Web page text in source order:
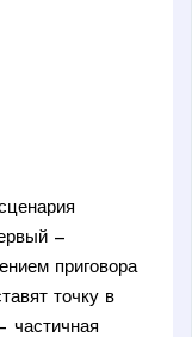
—
приговора
точку в
частичная